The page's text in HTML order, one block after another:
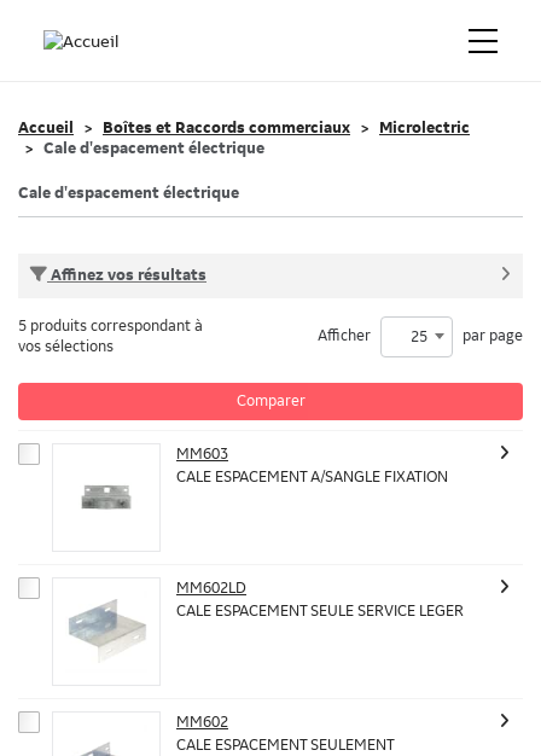
Accueil Boîtes et Raccords commerciaux
Microlectric
Cale d'espacement électrique
Cale d'espacement électrique
Affinez vos résultats
Comparer
5 produits correspondant à
vos sélections
Afficher 25 par page
MM603
CALE ESPACEMENT A/SANGLE FIXATION
MM602LD
CALE ESPACEMENT SEULE SERVICE LEGER
MM602
CALE ESPACEMENT SEULEMENT